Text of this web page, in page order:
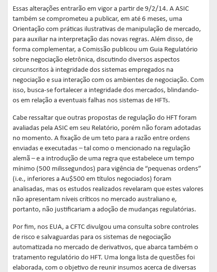
Essas alterações entrarão em vigor a partir de 9/2/14. A ASIC
também se comprometeu a publicar, em até 6 meses, uma
Orientação com práticas ilustrativas de manipulação de mercado,
para auxiliar na interpretação das novas regras. Além disso, de
forma complementar, a Comissão publicou um Guia Regulatório
sobre negociação eletrônica, discutindo diversos aspectos
circunscritos à integridade dos sistemas empregados na
negociação e sua interação com os ambientes de negociação. Com
isso, busca-se fortalecer a integridade dos mercados, blindando-
os em relação a eventuais falhas nos sistemas de HFTs.
Cabe ressaltar que outras propostas de regulação do HFT foram
avaliadas pela ASIC em seu Relatório, porém não foram adotadas
no momento. A fixação de um teto para a razão entre ordens
enviadas e executadas – tal como o mencionado na regulação
alemã – e a introdução de uma regra que estabelece um tempo
mínimo (500 milissegundos) para vigência de “pequenas ordens”
(i.e., inferiores a Au$500 em títulos negociados) foram
analisadas, mas os estudos realizados revelaram que estes valores
não apresentam níveis críticos no mercado australiano e,
portanto, não justificariam a adoção de mudanças regulatórias.
Por fim, nos EUA, a CFTC divulgou uma consulta sobre controles
de risco e salvaguardas para os sistemas de negociação
automatizada no mercado de derivativos, que abarca também o
tratamento regulatório do HFT. Uma longa lista de questões foi
elaborada, com o objetivo de reunir insumos acerca de diversas